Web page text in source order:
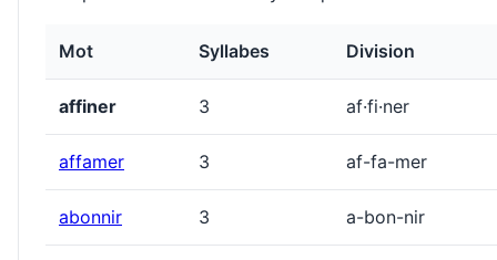
Mot Syllabes Division
affiner 3 af·fi·ner
affamer 3 af-fa-mer
abonnir 3 a-bon-nir